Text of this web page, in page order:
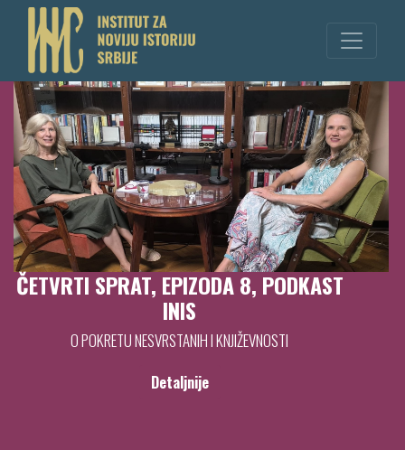
ČETVRTI SPRAT, EPIZODA 8, PODKAST
INIS
O POKRETU NESVRSTANIH I KNJIŽEVNOSTI
Detaljnije